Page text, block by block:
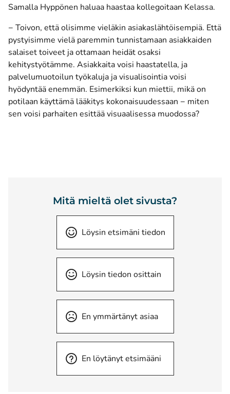
Samalla Hyppönen haluaa haastaa kollegoitaan Kelassa.
− Toivon, että olisimme vieläkin asiakaslähtöisempiä. Että
pystyisimme vielä paremmin tunnistamaan asiakkaiden
salaiset toiveet ja ottamaan heidät osaksi
kehitystyötämme. Asiakkaita voisi haastatella, ja
palvelumuotoilun työkaluja ja visualisointia voisi
hyödyntää enemmän. Esimerkiksi kun miettii, mikä on
potilaan käyttämä lääkitys kokonaisuudessaan − miten
sen voisi parhaiten esittää visuaalisessa muodossa?
Mitä mieltä olet sivusta?
Löysin etsimäni tiedon
Löysin tiedon osittain
En ymmärtänyt asiaa
En löytänyt etsimääni